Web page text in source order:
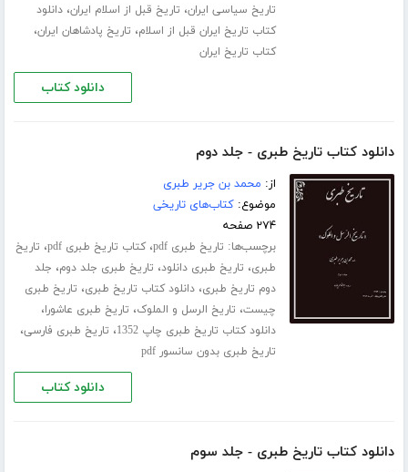
تاریخ سیاسی ایران، تاریخ قبل از اسلام ایران،دانلود
کتاب تاریخ ایران قبل از اسلام، تاریخ پادشاهان ایران،
کتاب تاریخ ایران
دانلود کتاب
دانلود کتاب تاریخ طبری - جلد دوم
از: محمد بن جریر طبری
موضوع:کتاب‌های تاریخی
۲۷۴ صفحه
برچسب‌ها: تاریخ طبری pdf ،کتاب تاریخ طبری pdf ، تاریخ
طبری، تاریخ طبری دانلود، تاریخ طبری جلد دوم، جلد
دوم تاریخ طبری،دانلود کتاب تاریخ طبری، تاریخ طبری
چیست، تاریخ الرسل و الملوک، تاریخ طبری عاشورا،
دانلود کتاب تاریخ طبری چاپ 1352 ، تاریخ طبری فارسی،
تاریخ طبری بدون سانسور pdf
دانلود کتاب
دانلود کتاب تاریخ طبری - جلد سوم